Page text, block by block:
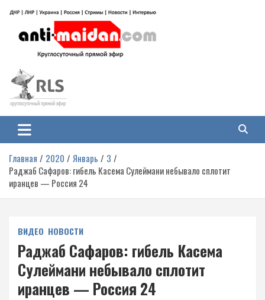
содержимому
Антимайдан: Гражданская война
на Украине
гражданской войне на Украине, включая события в Новороссии, ДНР,
ЛНР и других регионах.
Главная 2020 Январь
3
Раджаб Сафаров: гибель Касема Сулеймани небывало сплотит
иранцев — Россия 24
ВИДЕО НОВОСТИ
Раджаб Сафаров: гибель Касема
Сулеймани небывало сплотит
иранцев — Россия 24